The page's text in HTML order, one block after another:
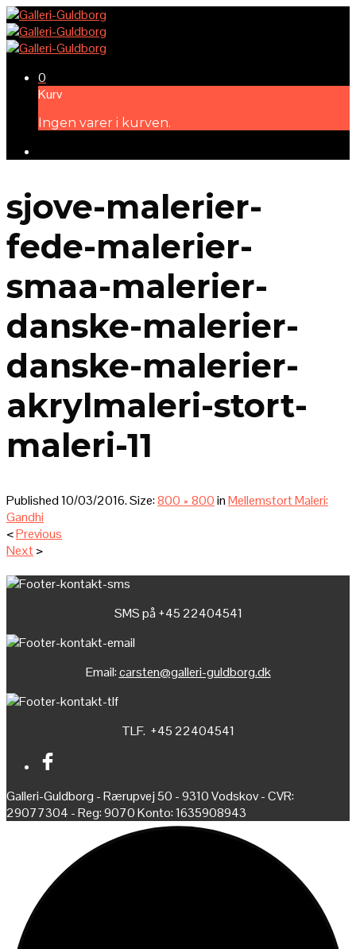
0
Kurv
Ingen varer i kurven.
sjove-malerier-
fede-malerier-
smaa-malerier-
danske-malerier-
danske-malerier-
akrylmaleri-stort-
maleri-11
Published10/03/2016. Size:800 × 800inMellemstort Maleri:
Gandhi
<Previous
Next>
SMS på +45 22404541
Email:carsten@galleri-guldborg.dk
TLF. +45 22404541
Galleri-Guldborg - Rærupvej 50 - 9310 Vodskov - CVR:
29077304 - Reg: 9070 Konto: 1635908943